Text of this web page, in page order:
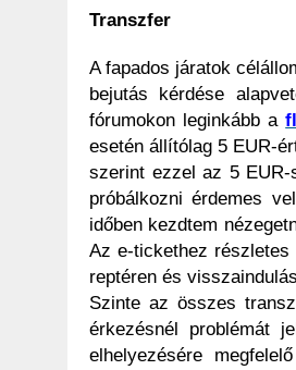
Transzfer
A fapados járatok
bejutás kérdése
fórumokon leginkább a
esetén állítólag 5 EUR-
szerint ezzel az 5 EUR-
próbálkozni érdemes
időben kezdtem
Az e-tickethez
reptéren és
Szinte az összes
érkezésnél problémát
elhelyezésére